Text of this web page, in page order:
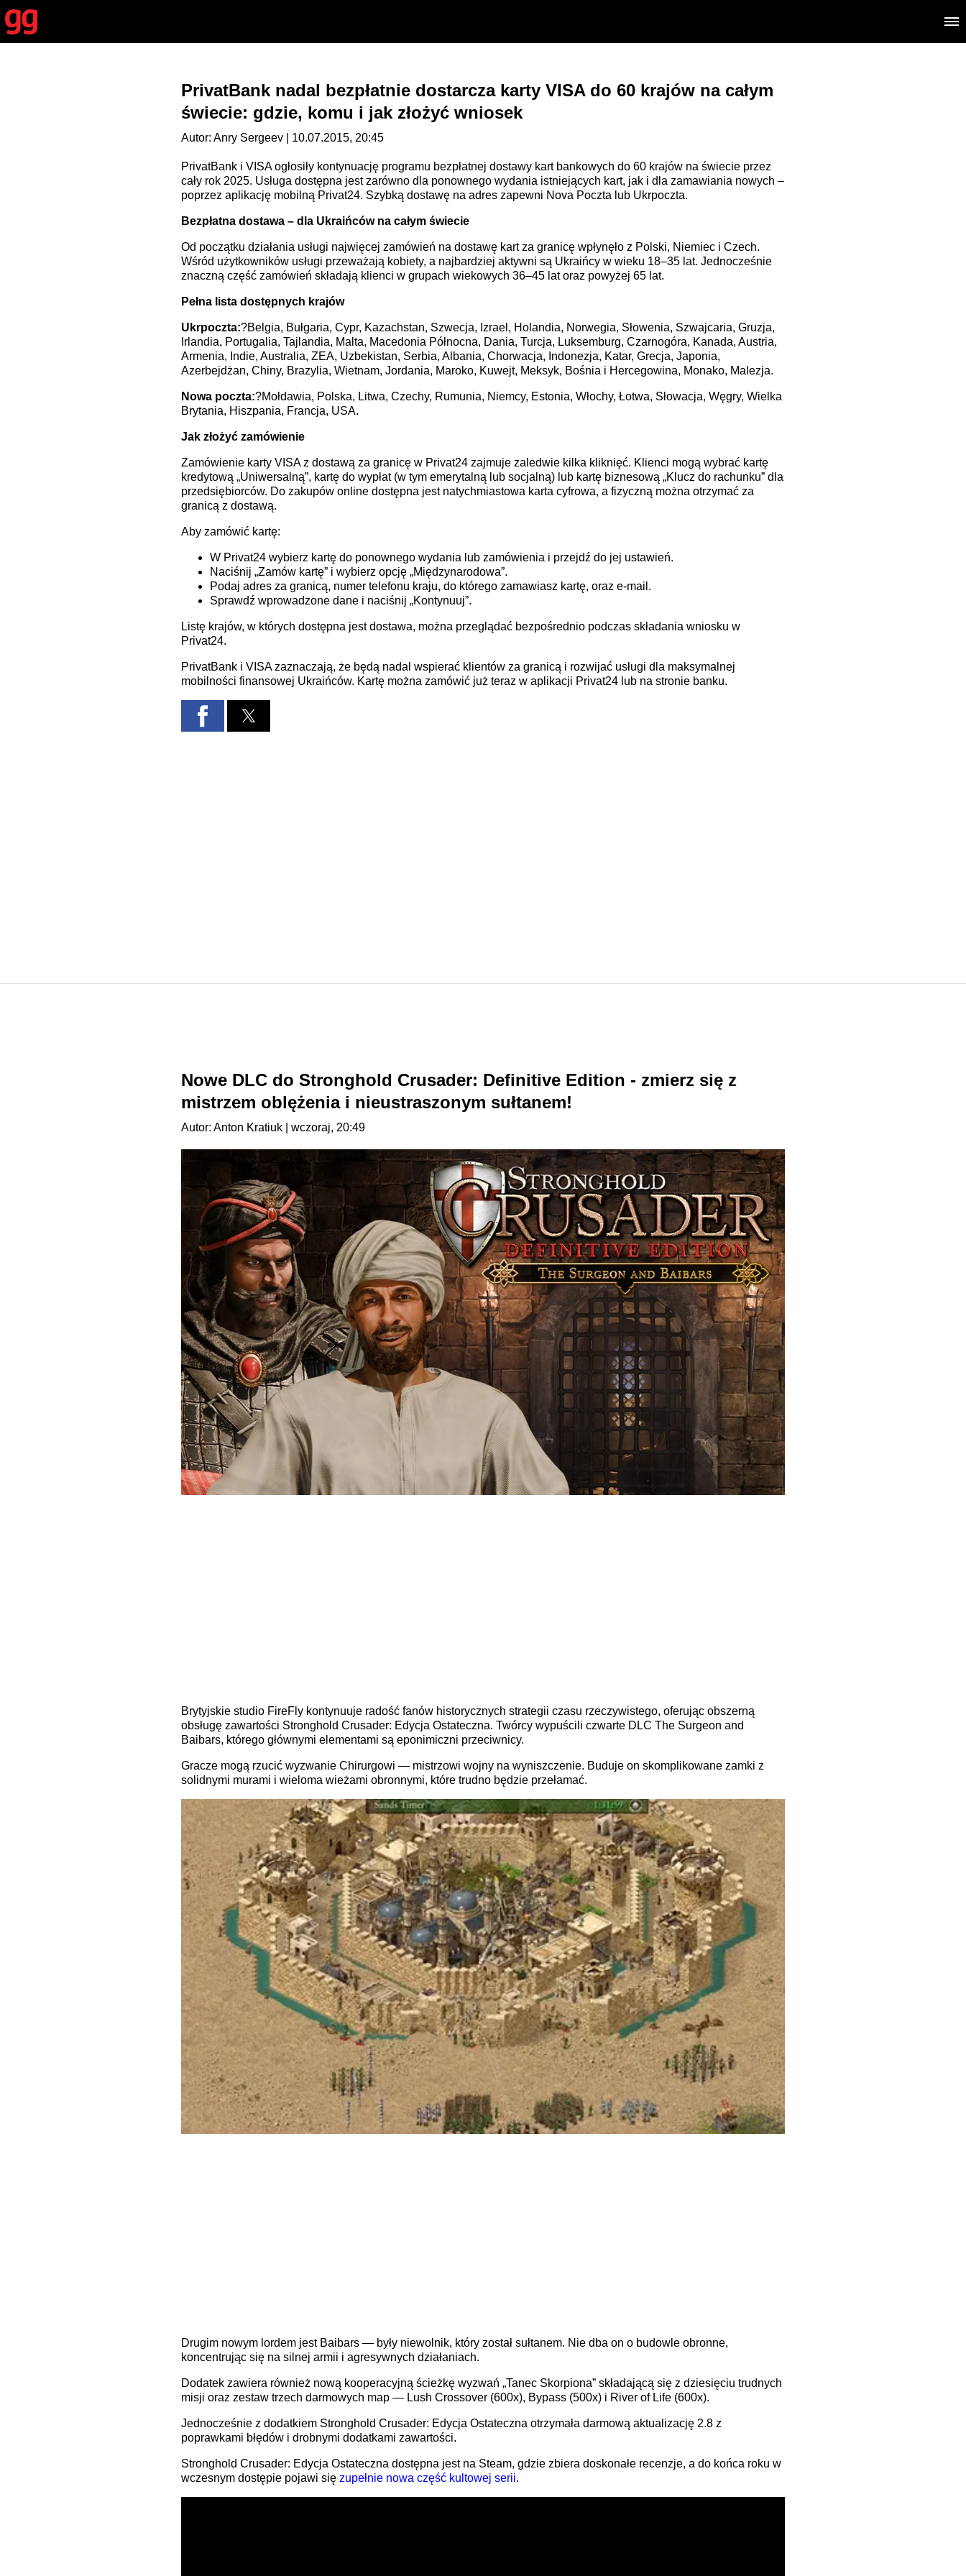
PrivatBank nadal bezpłatnie dostarcza karty VISA do 60 krajów na całym
świecie: gdzie, komu i jak złożyć wniosek
Autor: Anry Sergeev | 10.07.2015, 20:45
PrivatBank i VISA ogłosiły kontynuację programu bezpłatnej dostawy kart bankowych do 60 krajów na świecie przez
cały rok 2025. Usługa dostępna jest zarówno dla ponownego wydania istniejących kart, jak i dla zamawiania nowych –
poprzez aplikację mobilną Privat24. Szybką dostawę na adres zapewni Nova Poczta lub Ukrpoczta.
Bezpłatna dostawa – dla Ukraińców na całym świecie
Od początku działania usługi najwięcej zamówień na dostawę kart za granicę wpłynęło z Polski, Niemiec i Czech.
Wśród użytkowników usługi przeważają kobiety, a najbardziej aktywni są Ukraińcy w wieku 18–35 lat. Jednocześnie
znaczną część zamówień składają klienci w grupach wiekowych 36–45 lat oraz powyżej 65 lat.
Pełna lista dostępnych krajów
Ukrpoczta:?Belgia, Bułgaria, Cypr, Kazachstan, Szwecja, Izrael, Holandia, Norwegia, Słowenia, Szwajcaria, Gruzja,
Irlandia, Portugalia, Tajlandia, Malta, Macedonia Północna, Dania, Turcja, Luksemburg, Czarnogóra, Kanada, Austria,
Armenia, Indie, Australia, ZEA, Uzbekistan, Serbia, Albania, Chorwacja, Indonezja, Katar, Grecja, Japonia,
Azerbejdżan, Chiny, Brazylia, Wietnam, Jordania, Maroko, Kuwejt, Meksyk, Bośnia i Hercegowina, Monako, Malezja.
Nowa poczta:?Mołdawia, Polska, Litwa, Czechy, Rumunia, Niemcy, Estonia, Włochy, Łotwa, Słowacja, Węgry, Wielka
Brytania, Hiszpania, Francja, USA.
Jak złożyć zamówienie
Zamówienie karty VISA z dostawą za granicę w Privat24 zajmuje zaledwie kilka kliknięć. Klienci mogą wybrać kartę
kredytową „Uniwersalną”, kartę do wypłat (w tym emerytalną lub socjalną) lub kartę biznesową „Klucz do rachunku” dla
przedsiębiorców. Do zakupów online dostępna jest natychmiastowa karta cyfrowa, a fizyczną można otrzymać za
granicą z dostawą.
Aby zamówić kartę:
W Privat24 wybierz kartę do ponownego wydania lub zamówienia i przejdź do jej ustawień.
Naciśnij „Zamów kartę” i wybierz opcję „Międzynarodowa”.
Podaj adres za granicą, numer telefonu kraju, do którego zamawiasz kartę, oraz e-mail.
Sprawdź wprowadzone dane i naciśnij „Kontynuuj”.
Listę krajów, w których dostępna jest dostawa, można przeglądać bezpośrednio podczas składania wniosku w
Privat24.
PrivatBank i VISA zaznaczają, że będą nadal wspierać klientów za granicą i rozwijać usługi dla maksymalnej
mobilności finansowej Ukraińców. Kartę można zamówić już teraz w aplikacji Privat24 lub na stronie banku.